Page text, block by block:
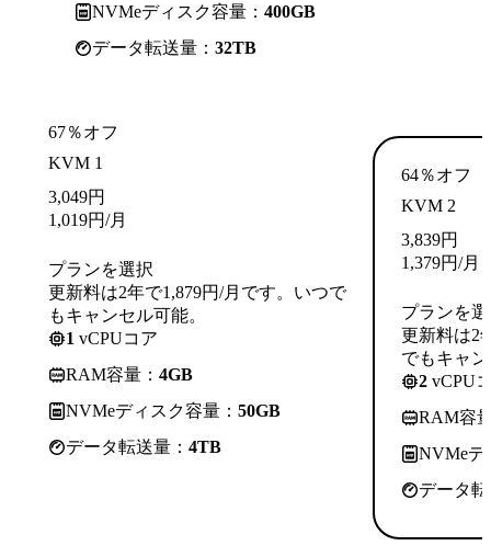
NVMeディスク容量： 400GB
データ転送量： 32TB
67％オフ
KVM 1
3,049円
1,019円/月
プランを選択
更新料は2年で1,879円/月です。いつで
もキャンセル可能。
1 vCPUコア
RAM容量： 4GB
NVMeディスク容量： 50GB
データ転送量： 4TB
64％オフ
KVM 2
3,839円
1,379円/月
プランを
更新料は2
でもキャ
2 vCPU
RAM容
NVMeデ
データ